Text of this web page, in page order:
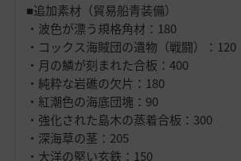
■追加素材（貿易船青装備）
・波色が漂う規格角材：180
・コックス海賊団の遺物（戦闘）：120
・月の鱗が刻まれた合板：400
・純粋な岩礁の欠片：180
・紅潮色の海底団塊：90
・強化された島木の蒸着合板：300
・深海草の茎：205
・大洋の堅い玄鉄：150